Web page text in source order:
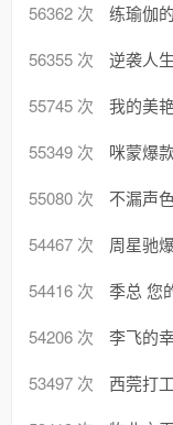
56362 次
练瑜伽
56355 次
逆袭人
55745 次
我的美
55349 次
咪蒙爆
55080 次
不漏声
54467 次
周星驰
54416 次
季总 您
54206 次
李飞的
53497 次
西莞打